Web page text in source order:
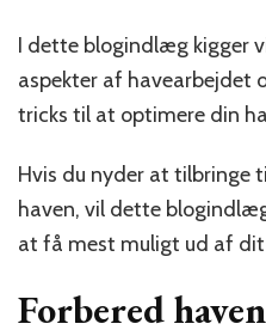
I dette blogindlæg kigger
aspekter af havearbejdet
tricks til at optimere din
Hvis du nyder at tilbringe
haven, vil dette
at få mest muligt ud af
Forbered